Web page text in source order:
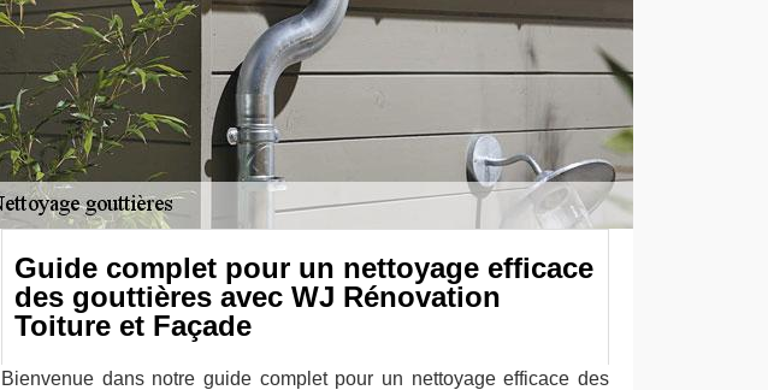
Guide complet pour un nettoyage efficace
des gouttières avec WJ Rénovation
Toiture et Façade
Bienvenue dans notre guide complet pour un nettoyage efficace des